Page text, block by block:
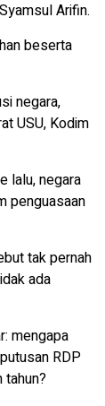
Arifin.
beserta
negara,
USU, Kodim
lalu, negara
penguasaan
tak pernah
ada
mengapa
RDP
tahun?